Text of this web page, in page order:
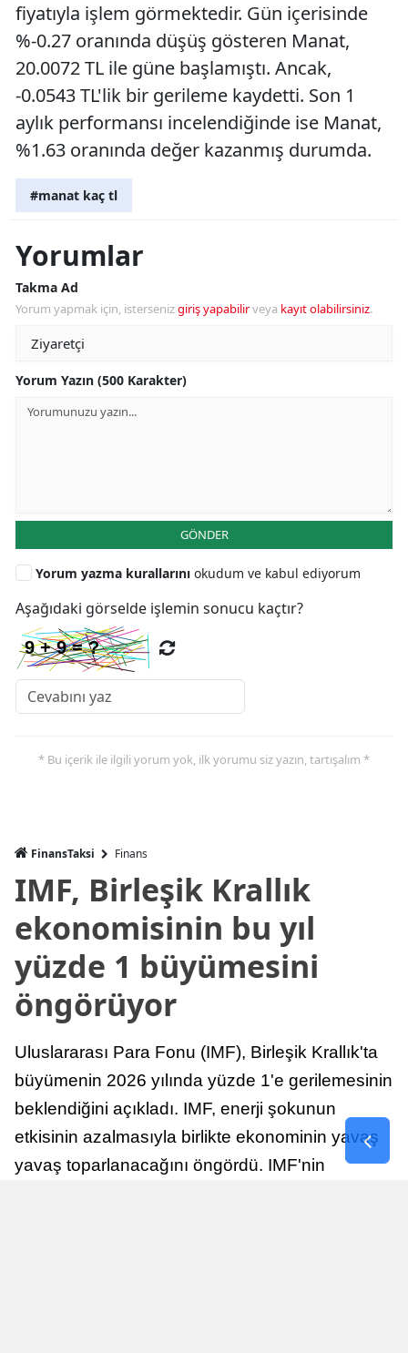
fiyatıyla işlem görmektedir. Gün içerisinde
%-0.27 oranında düşüş gösteren Manat,
20.0072 TL ile güne başlamıştı. Ancak,
-0.0543 TL'lik bir gerileme kaydetti. Son 1
aylık performansı incelendiğinde ise Manat,
%1.63 oranında değer kazanmış durumda.
#manat kaç tl
Yorumlar
Takma Ad
Yorum yapmak için, istersenizgiriş yapabilirveya kayıt olabilirsiniz.
Yorum Yazın (500 Karakter)
GÖNDER
Yorum yazma kurallarını okudum ve kabul ediyorum
Aşağıdaki görselde işlemin sonucu kaçtır?
* Bu içerik ile ilgili yorum yok, ilk yorumu siz yazın, tartışalım *
FinansTaksi Finans
IMF, Birleşik Krallık
ekonomisinin bu yıl
yüzde 1 büyümesini
öngörüyor
Uluslararası Para Fonu (IMF), Birleşik Krallık'ta
büyümenin 2026 yılında yüzde 1'e gerilemesinin
beklendiğini açıkladı. IMF, enerji şokunun
etkisinin azalmasıyla birlikte ekonominin yavaş
yavaş toparlanacağını öngördü. IMF'nin